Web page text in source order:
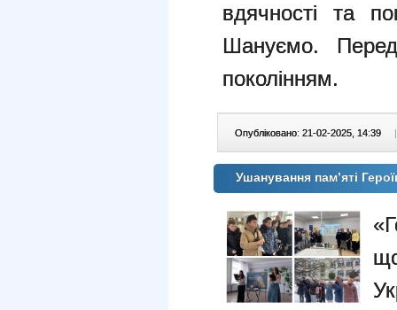
вдячності та
Шануємо.
поколінням.
Опубліковано: 21-02-2025, 14:39 |
Ушанування пам’яті